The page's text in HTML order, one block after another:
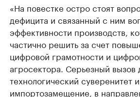
«На повестке остро стоят
дефицита и связанный с ним
эффективности производств,
частично решить за счет
цифровой грамотности и
агросектора. Серьезный
технологический суверенитет и
импортозамещение, в